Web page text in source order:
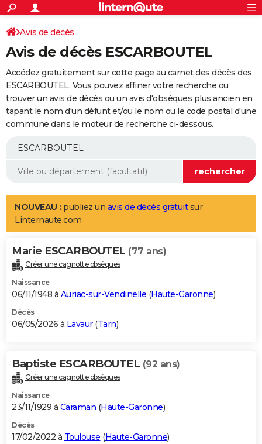
ACTUALITÉS
Politique
Société
Faits Divers
Education
Monde
Villes
+
SPORT
Coupe du monde 2026
Football
Tennis
Cyclisme
Rugby
Forum
Programme TV
TNT
Streaming
Cinéma
Sorties cinéma
Musique
+
FINANCE
Retraite
Epargne
Immobilier
Risques naturels par ville
Assurance
AUTO
Essais
Réserver un essai
Citadines
Berlines
SUV
Forum auto
+
Mobiles
Meilleur smartphone
Internet
Ordinateurs
Jeux vidéo
Guide high-tech
Aménagement intérieur
LIFESTYLE
Art de vivre
Bien-être
Loisirs
Mode
Modes de vie
Alimentation
Guide de la santé
Maladies
Médicaments
Sommeil
VOYAGE
Destinations
City break
Voyage nature
Voyage de noces
Forum
Climat
+PHOTO
GUIDES D'ACHAT
BONS PLANS
Carte de Noël
Carte Bonne année
Carte Saint-Valentin
Carte Pâques
Carte d'anniversaire
DICTIONNAIRE
Dictionnaire
Biographies
Citations
Expressions
Proverbes
PROGRAMME TV
S'inscrire
Se connecter
Lycées
Collèges
Primaires
Universités
Entreprises
Service militaire
Avis de recherche
AVIS DE DÉCÈS
Avis de décès
Avis de décès ESCARBOUTEL
Accédez gratuitement sur cette page au carnet des décès des
ESCARBOUTEL. Vous pouvez affiner votre recherche ou
trouver un avis de décès ou un avis d'obsèques plus ancien en
tapant le nom d'un défunt et/ou le nom ou le code postal d'une
commune dans le moteur de recherche ci-dessous.
NOUVEAU : publiez un avis de décès gratuitsur
Linternaute.com
Marie ESCARBOUTEL (77 ans)
Créer une cagnotte obsèques
Naissance
06/11/1948 à Auriac-sur-Vendinelle (Haute-Garonne)
Décès
06/05/2026 à Lavaur(Tarn)
Baptiste ESCARBOUTEL (92 ans)
Créer une cagnotte obsèques
Naissance
23/11/1929 à Caraman (Haute-Garonne)
Décès
17/02/2022 à Toulouse (Haute-Garonne)